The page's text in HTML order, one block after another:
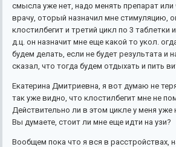
смысла уже нет, надо менять препарат
врачу, оторый назначил мне стимуляцию,
клостилбегит и третий цикл по 3 таблетки
д.ц. он назначит мне еще какой то укол.
будем делать, если не будет результата и
сказал, что тогда будем отдыхать и пить
Екатерина Дмитриевна, я вот думаю не
так уже видно, что клостилбегит мне не
Действительно ли в этом цикле у меня уже
Вы думаете, стоит ли мне еще идти на узи?
Вообщем пока что я вся в расстройствах,